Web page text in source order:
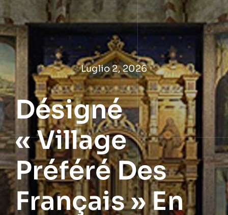
Salta
al
contenuto
Luglio 2, 2026
Désigné
« Village
Préféré Des
Français » En